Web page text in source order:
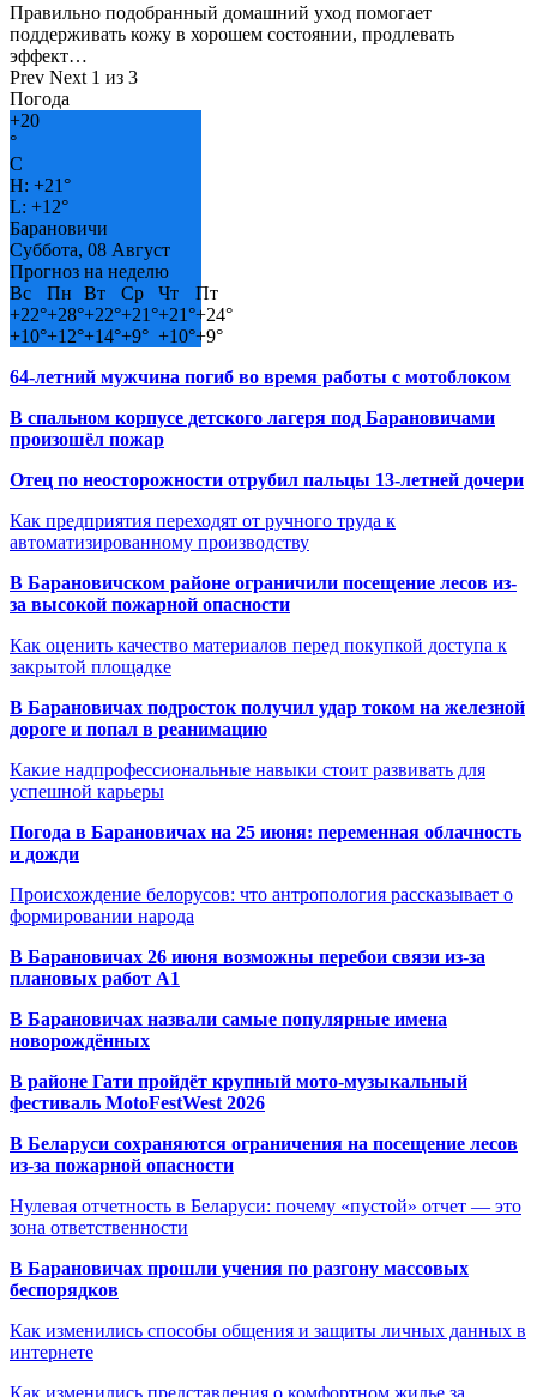
Правильно подобранный домашний уход помогает
поддерживать кожу в хорошем состоянии, продлевать
эффект…
Prev Next 1 из 3
Погода
+20
°
C
H: +21°
L: +12°
Барановичи
Суббота, 08 Август
Прогноз на неделю
Вс
Пн Вт Ср Чт
Пт
+22°+28°+22°+21°+21°+24°
+10°+12°+14°+9° +10°+9°
64-летний мужчина погиб во время работы с мотоблоком
В спальном корпусе детского лагеря под Барановичами
произошёл пожар
Отец по неосторожности отрубил пальцы 13-летней дочери
Как предприятия переходят от ручного труда к
автоматизированному производству
В Барановичском районе ограничили посещение лесов из-
за высокой пожарной опасности
Как оценить качество материалов перед покупкой доступа к
закрытой площадке
В Барановичах подросток получил удар током на железной
дороге и попал в реанимацию
Какие надпрофессиональные навыки стоит развивать для
успешной карьеры
Погода в Барановичах на 25 июня: переменная облачность
и дожди
Происхождение белорусов: что антропология рассказывает о
формировании народа
В Барановичах 26 июня возможны перебои связи из-за
плановых работ A1
В Барановичах назвали самые популярные имена
новорождённых
В районе Гати пройдёт крупный мото-музыкальный
фестиваль MotoFestWest 2026
В Беларуси сохраняются ограничения на посещение лесов
из-за пожарной опасности
Нулевая отчетность в Беларуси: почему «пустой» отчет — это
зона ответственности
В Барановичах прошли учения по разгону массовых
беспорядков
Как изменились способы общения и защиты личных данных в
интернете
Как изменились представления о комфортном жилье за